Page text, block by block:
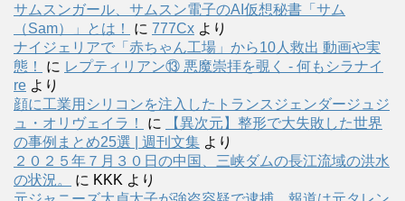
サムスンガール、サムスン電子のAI仮想秘書「サム
（Sam）」とは！
に 777Cx より
ナイジェリアで「赤ちゃん工場」から10人救出 動画や実
態！
に レプティリアン⑬ 悪魔崇拝を覗く - 何もシラナイ
re より
顔に工業用シリコンを注入したトランスジェンダージュジ
ュ・オリヴェイラ！
に
【異次元】整形で大失敗した世界
の事例まとめ25選 | 週刊文集 より
２０２５年７月３０日の中国、三峡ダムの長江流域の洪水
の状況。
に KKK より